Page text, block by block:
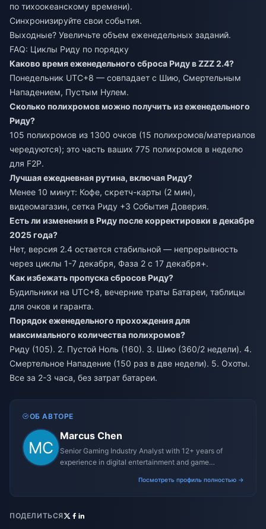
по тихоокеанскому времени).
Синхронизируйте свои события.
Выходные? Увеличьте объем еженедельных заданий.
FAQ: Циклы Риду по порядку
Каково время еженедельного сброса Риду в ZZZ 2.4?
Понедельник UTC+8 — совпадает с Шию, Смертельным
Нападением, Пустым Нулем.
Сколько полихромов можно получить из еженедельного
Риду?
105 полихромов из 1300 очков (15 полихромов/материалов
чередуются); это часть ваших 775 полихромов в неделю
для F2P.
Лучшая ежедневная рутина, включая Риду?
Менее 10 минут: Кофе, скретч-карты (2 мин),
видеомагазин, сетка Риду +3 События Доверия.
Есть ли изменения в Риду после корректировки в декабре
2025 года?
Нет, версия 2.4 остается стабильной — непрерывность
через циклы 1-7 декабря, Фаза 2 с 17 декабря+.
Как избежать пропуска сбросов Риду?
Будильники на UTC+8, вечерние траты Батареи, таблицы
для очков и гаранта.
Порядок еженедельного прохождения для
максимального количества полихромов?
Риду (105). 2. Пустой Ноль (160). 3. Шию (360/2 недели). 4.
Смертельное Нападение (150 раз в две недели). 5. Охоты.
Все за 2-3 часа, без затрат батареи.
ОБ АВТОРЕ
Marcus Chen
Senior Gaming Industry Analyst with 12+ years of
experience in digital entertainment and game
Посмотреть профиль полностью →
ПОДЕЛИТЬСЯ